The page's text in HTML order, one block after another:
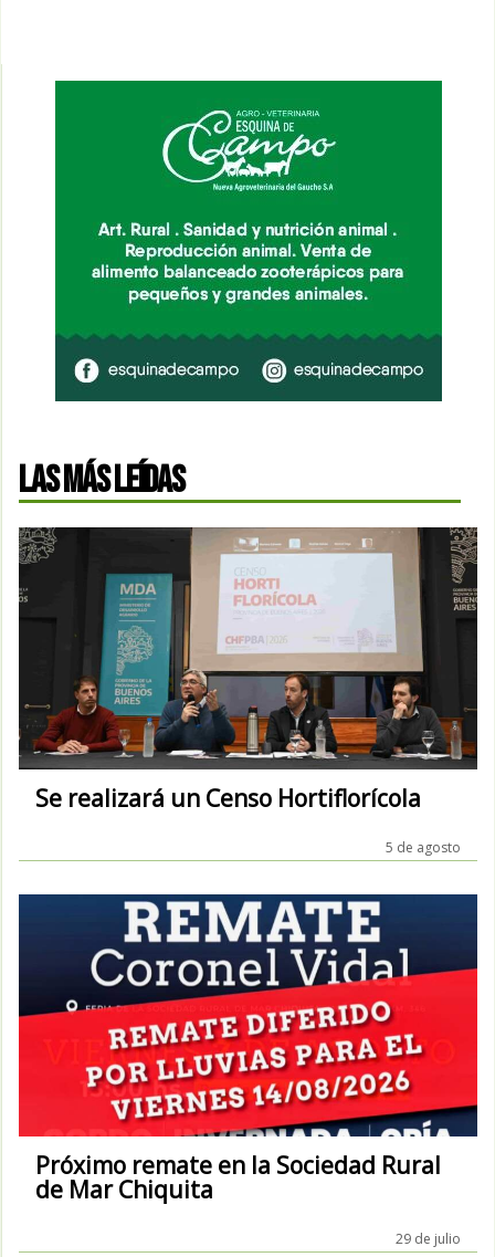
LAS MÁS LEÍDAS
Se realizará un Censo Hortiflorícola
5 de agosto
Próximo remate en la Sociedad Rural
de Mar Chiquita
29 de julio